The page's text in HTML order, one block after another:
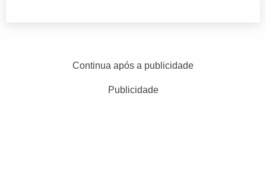
Continua após a publicidade
Publicidade